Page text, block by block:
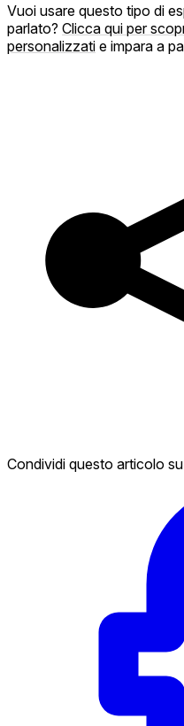
Vuoi usare questo tipo di
parlato? Clicca qui per
personalizzati e impara a
Condividi questo articolo su